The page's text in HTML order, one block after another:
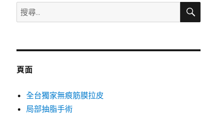
搜
尋
鍵
搜
頁面
全台獨家無痕筋膜拉皮
局部抽脂手術